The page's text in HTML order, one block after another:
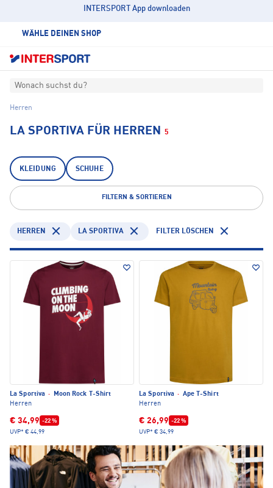
INTERSPORT App downloaden
WÄHLE DEINEN SHOP
Wonach suchst du?
Herren
LA SPORTIVA FÜR HERREN 5
KLEIDUNG SCHUHE
FILTERN & SORTIEREN
HERREN LA SPORTIVA FILTER LÖSCHEN
La Sportiva ·
Moon Rock T-Shirt
Herren
€ 34,99 -22 %
UVP* € 44,99
La Sportiva · Ape T-Shirt
Herren
€ 26,99 -22 %
UVP* € 34,99